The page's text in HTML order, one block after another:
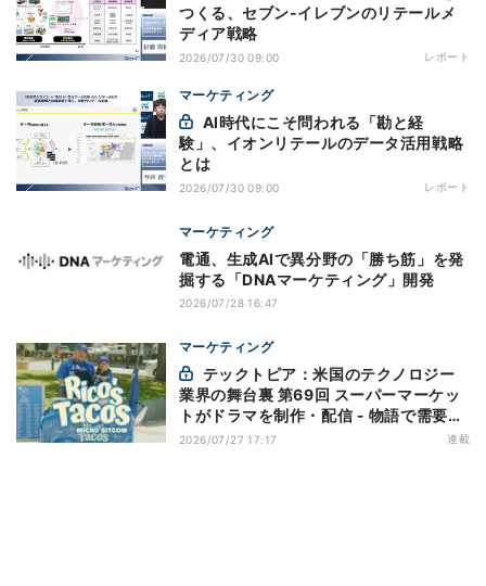
つくる、セブン-イレブンのリテールメ
ディア戦略
2026/07/30 09:00 レポート
マーケティング
験」、イオンリテールのデータ活用戦略
とは
2026/07/30 09:00 レポート
マーケティング
電通、生成AIで異分野の「勝ち筋」を発
掘する「DNAマーケティング」開発
2026/07/28 16:47
マーケティング
業界の舞台裏 第69回 スーパーマーケッ
トがドラマを制作・配信 - 物語で需要を
演出する小売メディア
2026/07/27 17:17 連載